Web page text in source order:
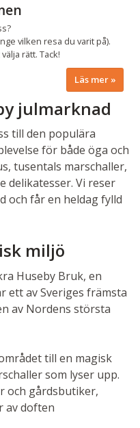
vilken resa du varit på).
rätt. Tack!
Läs mer
julmarknad
till den populära
för både öga och
tusentals marschaller,
delikatesser. Vi reser
och får en heldag fylld
miljö
Huseby Bruk, en
ett av Sveriges främsta
av Nordens största
till en magisk
som lyser upp.
och gårdsbutiker,
av doften